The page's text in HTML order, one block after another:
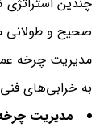
صحیح و طولانی
مدیریت چرخه
به خرابی‌های
مدیریت